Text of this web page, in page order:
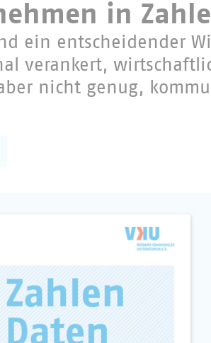
in
ein entscheidender
verankert,
nicht genug,